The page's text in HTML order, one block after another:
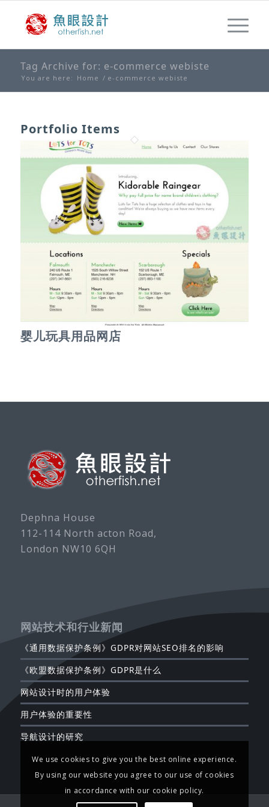
Tag Archive for: e-commerce webiste
You are here: Home / e-commerce webiste
Portfolio Items
婴儿玩具用品网店
Dephna House
112-114 North acton Road,
London NW10 6QH
网站技术和行业新闻
《通用数据保护条例》GDPR对网站SEO排名的影响
《欧盟数据保护条例》GDPR是什么
网站设计时的用户体验
用户体验的重要性
导航设计的研究
We use cookies to give you the best online experience.
By using our website you agree to our use of cookies
in accordance with our cookie policy.